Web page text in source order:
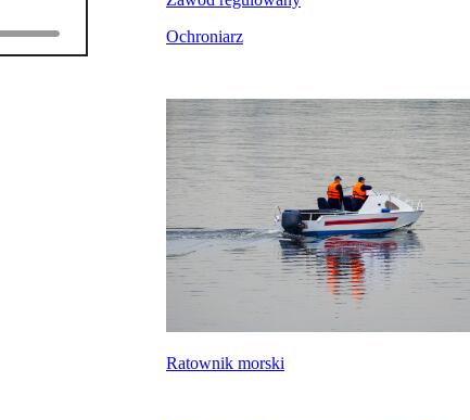
Ochroniarz
Ratownik morski